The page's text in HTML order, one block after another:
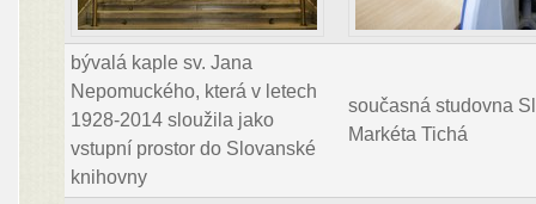
bývalá kaple sv. Jana
Nepomuckého, která v letech
1928-2014 sloužila jako
vstupní prostor do Slovanské
knihovny
současná studovna
Markéta Tichá